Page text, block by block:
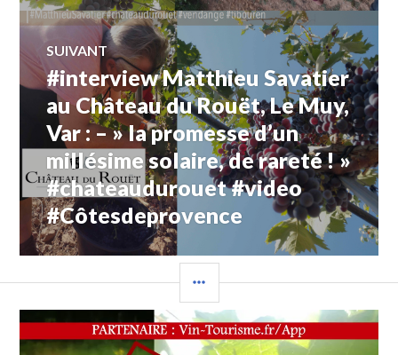
DE
LUXEMBOURG,
PROVENCE
WINE
SOMMELIER,
GARIN
#CHATEAU_LES_CROSTES,
VENDANGE,
WINE,
WINE
COURSE,
WINE
NEWS,
WINE
SUIVANT
Article
Suivant:
#interview Matthieu Savatier
au Château du Rouët, Le Muy,
Var : – » la promesse d’un
millésime solaire, de rareté ! »
#chateaudurouet #video
#Côtesdeprovence
LATÉRALE